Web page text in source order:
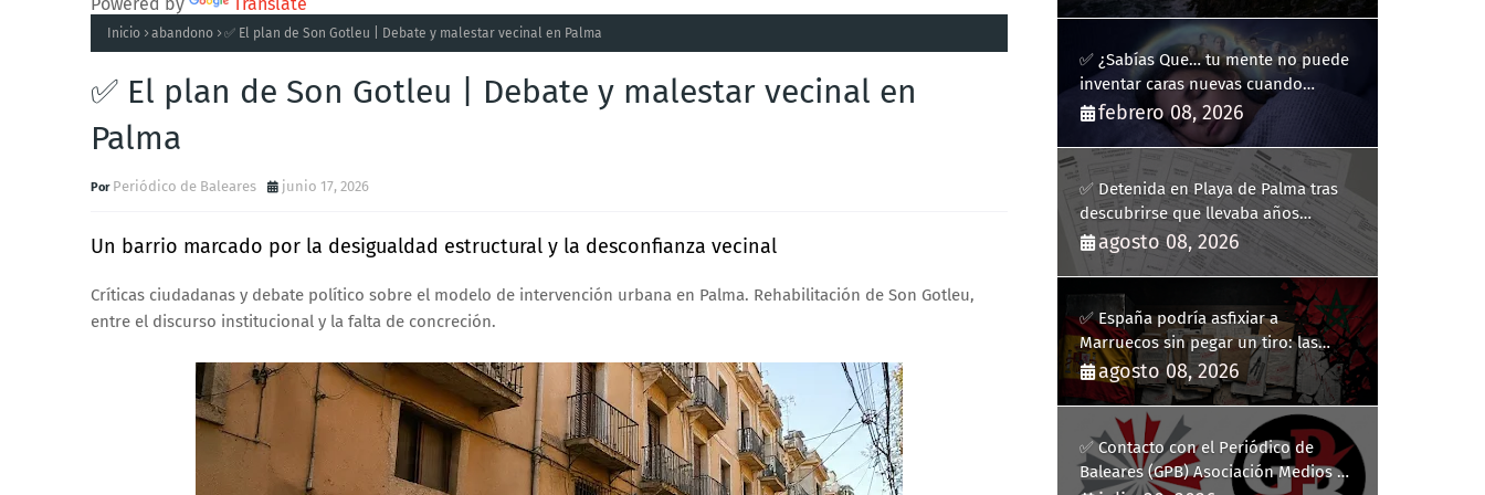
Inicio abandono ✅ El plan de Son Gotleu | Debate y malestar vecinal en Palma
✅ El plan de Son Gotleu | Debate y malestar vecinal en
Palma
Periódico de Baleares junio 17, 2026
Un barrio marcado por la desigualdad estructural y la desconfianza vecinal
Críticas ciudadanas y debate político sobre el modelo de intervención urbana en Palma. Rehabilitación de Son Gotleu,
entre el discurso institucional y la falta de concreción.
✅ ¿Sabías Que… tu mente no puede
inventar caras nuevas cuando
sueñas?
febrero 08, 2026
✅ Detenida en Playa de Palma tras
descubrirse que llevaba años
usando la identidad de otra persona
agosto 08, 2026
✅ España podría asfixiar a
Marruecos sin pegar un tiro: las
medidas para colapsar su economía
agosto 08, 2026
✅ Contacto con el Periódico de
Baleares (GPB) Asociación Medios de